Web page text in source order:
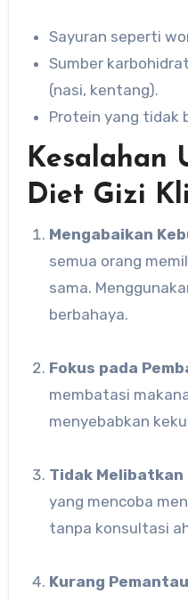
Sayuran seperti
Sumber
(nasi, kentang).
Protein yang tidak
Kesalahan
Diet Gizi
Mengabaikan
semua orang
sama.
berbahaya.
Fokus pada
membatasi
menyebabkan
Tidak
yang mencoba
tanpa konsultasi
Kurang